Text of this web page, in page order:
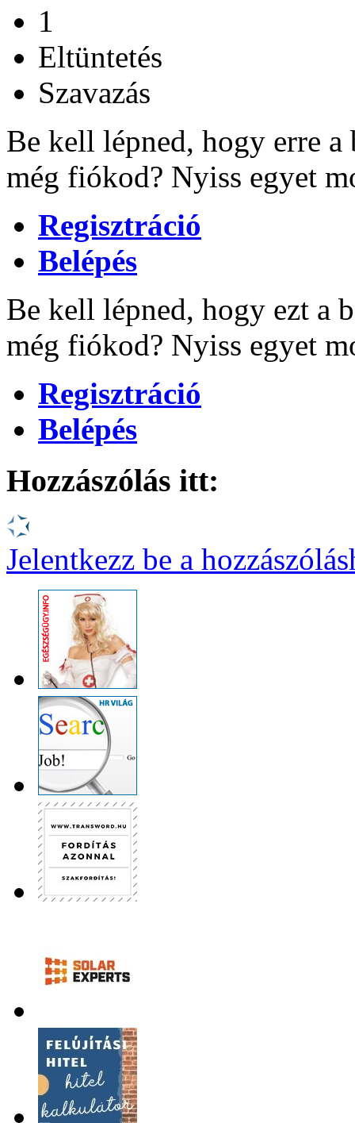
1
Eltüntetés
Szavazás
Be kell lépned, hogy erre a
még fiókod? Nyiss egyet
Regisztráció
Belépés
Be kell lépned, hogy ezt a
még fiókod? Nyiss egyet
Regisztráció
Belépés
Hozzászólás itt:
Jelentkezz be a